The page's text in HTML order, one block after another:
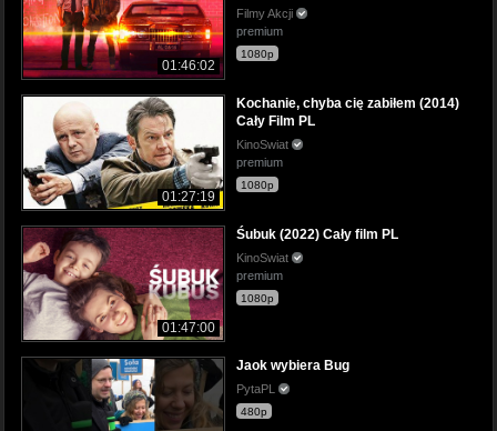
01:46:02
Filmy Akcji
premium
1080p
01:27:19
Kochanie, chyba cię zabiłem (2014)
Cały Film PL
KinoSwiat
premium
1080p
01:47:00
Śubuk (2022) Cały film PL
KinoSwiat
premium
1080p
Jaok wybiera Bug
PytaPL
480p